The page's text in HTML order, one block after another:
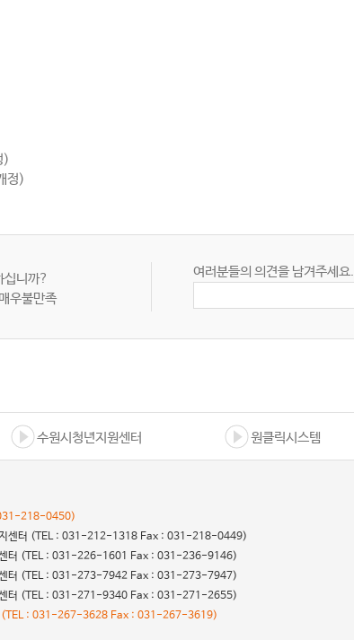
)
정)
십니까?
매우불만족
여러분들의 의견을 남겨주세요.
수원시청년지원센터 원클릭시스템
218-0450)
센터 (TEL : 031-212-1318 Fax : 031-218-0449)
터 (TEL : 031-226-1601 Fax : 031-236-9146)
터 (TEL : 031-273-7942 Fax : 031-273-7947)
터 (TEL : 031-271-9340 Fax : 031-271-2655)
(TEL : 031-267-3628 Fax : 031-267-3619)